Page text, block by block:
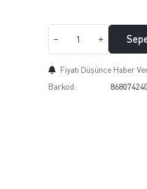
Fiyatı Düşünce Haber
Barkod: